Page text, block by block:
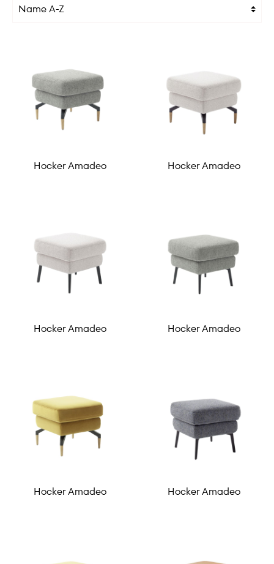
Hocker Amadeo Hocker Amadeo
Hocker Amadeo Hocker Amadeo
Hocker Amadeo Hocker Amadeo